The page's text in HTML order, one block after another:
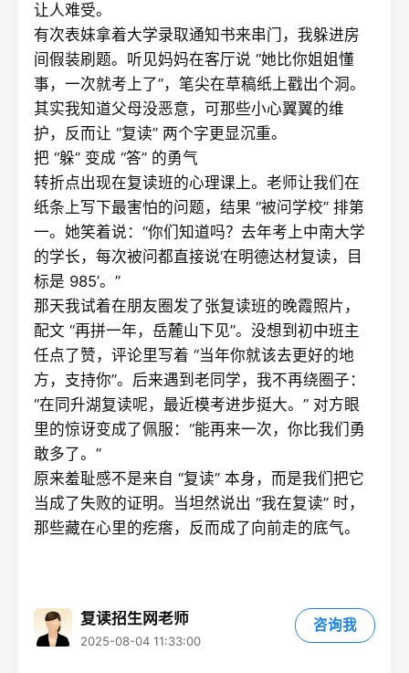
让人难受。
有次表妹拿着大学录取通知书来串门，我躲进房
间假装刷题。听见妈妈在客厅说 “她比你姐姐懂
事，一次就考上了”，笔尖在草稿纸上戳出个洞。
其实我知道父母没恶意，可那些小心翼翼的维
护，反而让 “复读” 两个字更显沉重。
把 “躲” 变成 “答” 的勇气
转折点出现在复读班的心理课上。老师让我们在
纸条上写下最害怕的问题，结果 “被问学校” 排第
一。她笑着说：“你们知道吗？去年考上中南大学
的学长，每次被问都直接说‘在明德达材复读，目
标是 985’。”
那天我试着在朋友圈发了张复读班的晚霞照片，
配文 “再拼一年，岳麓山下见”。没想到初中班主
任点了赞，评论里写着 “当年你就该去更好的地
方，支持你”。后来遇到老同学，我不再绕圈子：
“在同升湖复读呢，最近模考进步挺大。” 对方眼
里的惊讶变成了佩服：“能再来一次，你比我们勇
敢多了。”
原来羞耻感不是来自 “复读” 本身，而是我们把它
当成了失败的证明。当坦然说出 “我在复读” 时，
那些藏在心里的疙瘩，反而成了向前走的底气。
复读招生网老师
2025-08-04 11:33:00
咨询我